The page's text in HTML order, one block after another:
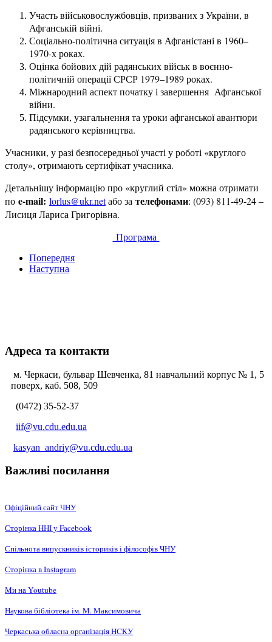
Участь військовослужбовців, призваних з України, в
Афганській війні.
Соціально-політична ситуація в Афганістані в 1960–
1970-х роках.
Оцінка бойових дій радянських військ в воєнно-
політичній операції СРСР 1979–1989 роках.
Міжнародний аспект початку і завершення Афганської
війни.
Підсумки, узагальнення та уроки афганської авантюри
радянського керівництва.
Учасники, у разі безпосередньої участі у роботі «круглого
столу», отримають сертифікат учасника.
Детальнішу інформацію про «круглий стіл» можна отримати
по e-mail: lorlus@ukr.netабо за телефонами: (093) 811-49-24 –
Лисиця Лариса Григорівна.
Програма
Попередня
Наступна
Адреса та контакти
м. Черкаси, бульвар Шевченка, 81 навчальний корпус № 1, 5
поверх, каб. 508, 509
(0472) 35-52-37
iif@vu.cdu.edu.ua
kasyan_andriy@vu.cdu.edu.ua
Важливі посилання
Офіційний сайт ЧНУ
Сторінка ННІ у Facebook
Спільнота випускників істориків і філософів ЧНУ
Сторінка в Instagram
Ми на Youtube
Наукова бібліотека ім. М. Максимовича
Черкаська обласна організація НCКУ